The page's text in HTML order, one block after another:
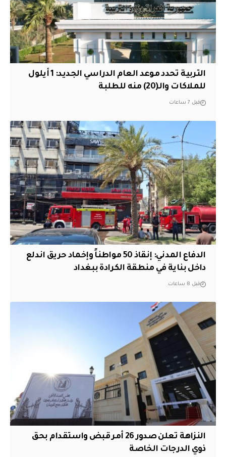
التربية تحدد موعد العام الدراسي الجديد: 1 أيلول
للملاكات والـ(20) منه للطلبة
قبل 7 ساعات
الدفاع المدني: إنقاذ 50 مواطناً وإخماد حريق اندلع
داخل بناية في منطقة الكرادة ببغداد
قبل 8 ساعات
النزاهة تعلن صدور 26 أمر قبض واستقدام بحق
ذوي الدرجات الخاصة